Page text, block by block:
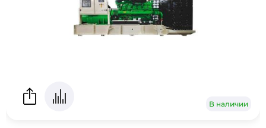
В наличии